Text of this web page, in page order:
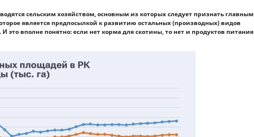
сельским хозяйством, основным из которых следует признать главным
является предпосылкой к развитию остальных (производных) видов
это вполне понятно: если нет корма для скотины, то нет и продуктов питания